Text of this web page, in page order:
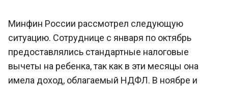
Минфин России рассмотрел следующую
ситуацию. Сотруднице с января по октябрь
предоставлялись стандартные налоговые
вычеты на ребенка, так как в эти месяцы она
имела доход, облагаемый НДФЛ. В ноябре и